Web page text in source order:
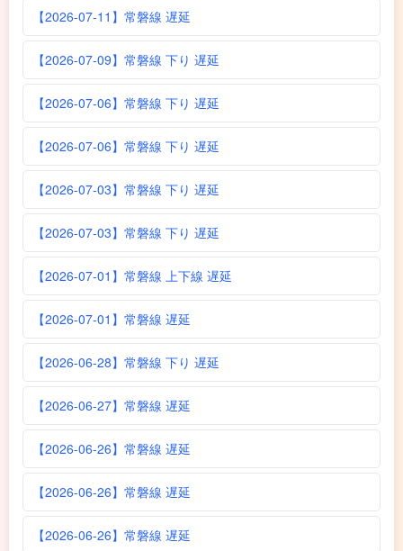
【2026-07-11】常磐線 遅延
【2026-07-09】常磐線 下り 遅延
【2026-07-06】常磐線 下り 遅延
【2026-07-06】常磐線 下り 遅延
【2026-07-03】常磐線 下り 遅延
【2026-07-03】常磐線 下り 遅延
【2026-07-01】常磐線 上下線 遅延
【2026-07-01】常磐線 遅延
【2026-06-28】常磐線 下り 遅延
【2026-06-27】常磐線 遅延
【2026-06-26】常磐線 遅延
【2026-06-26】常磐線 遅延
【2026-06-26】常磐線 遅延